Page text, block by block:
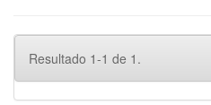
Resultado 1-1 de 1.